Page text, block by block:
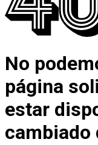
No
página
estar
cambiado